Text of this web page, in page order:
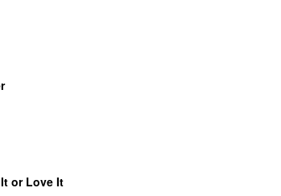
or Love It